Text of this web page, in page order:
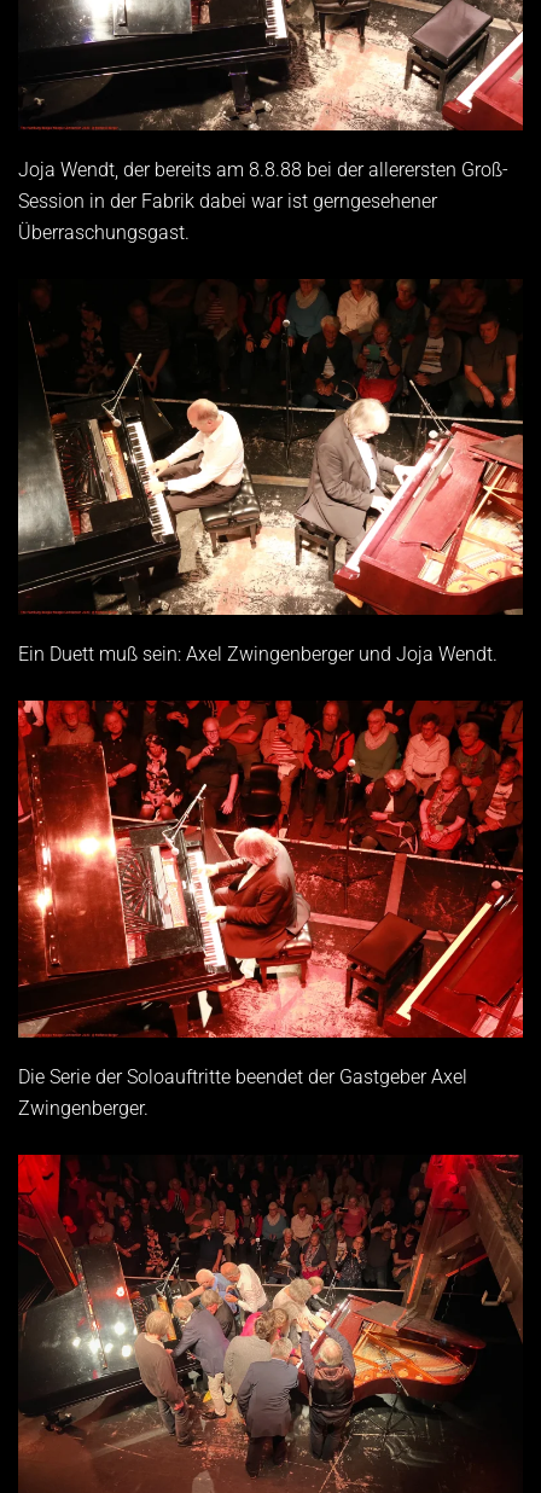
Joja Wendt, der bereits am 8.8.88 bei der allerersten Groß-
Session in der Fabrik dabei war ist gerngesehener
Überraschungsgast.
Ein Duett muß sein: Axel Zwingenberger und Joja Wendt.
Die Serie der Soloauftritte beendet der Gastgeber Axel
Zwingenberger.